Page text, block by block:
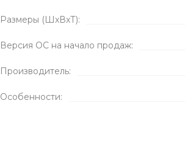
Размеры (ШxВxТ):
Версия ОС на начало продаж:
Производитель:
Особенности: